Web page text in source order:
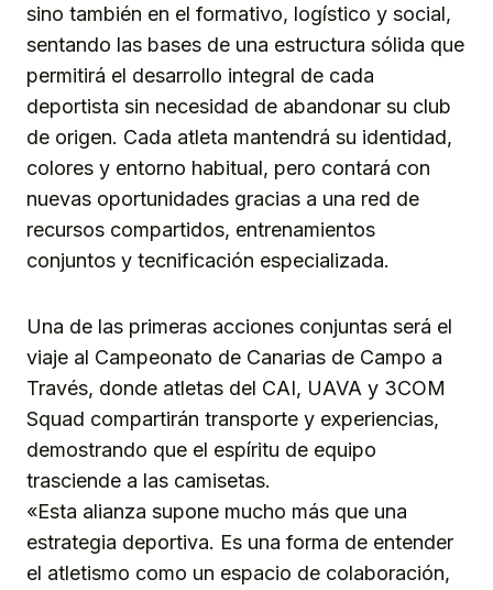
sino también en el formativo, logístico y social,
sentando las bases de una estructura sólida que
permitirá el desarrollo integral de cada
deportista sin necesidad de abandonar su club
de origen. Cada atleta mantendrá su identidad,
colores y entorno habitual, pero contará con
nuevas oportunidades gracias a una red de
recursos compartidos, entrenamientos
conjuntos y tecnificación especializada.
Una de las primeras acciones conjuntas será el
viaje al Campeonato de Canarias de Campo a
Través, donde atletas del CAI, UAVA y 3COM
Squad compartirán transporte y experiencias,
demostrando que el espíritu de equipo
trasciende a las camisetas.
«Esta alianza supone mucho más que una
estrategia deportiva. Es una forma de entender
el atletismo como un espacio de colaboración,